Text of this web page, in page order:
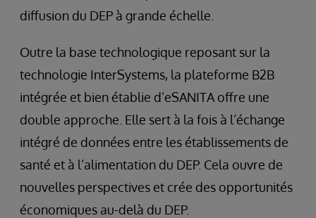
diffusion du DEP à grande échelle.
Outre la base technologique reposant sur la
technologie InterSystems, la plateforme B2B
intégrée et bien établie d’eSANITA offre une
double approche. Elle sert à la fois à l’échange
intégré de données entre les établissements de
santé et à l’alimentation du DEP. Cela ouvre de
nouvelles perspectives et crée des opportunités
économiques au-delà du DEP.